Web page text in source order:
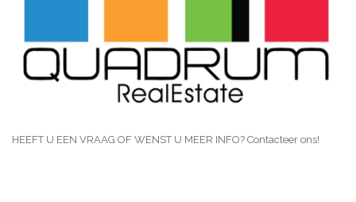
HEEFT U EEN VRAAG OF WENST U MEER INFO? Contacteer ons!